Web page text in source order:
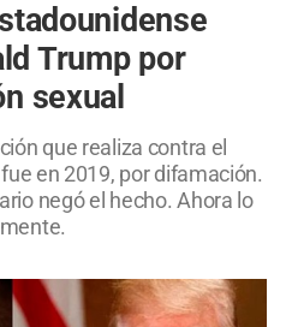
Trump por
sexual
que realiza contra el
en 2019, por difamación.
negó el hecho. Ahora lo